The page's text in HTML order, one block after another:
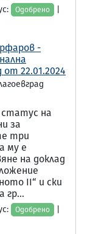
Одобрено
-
от 22.01.2024
на
за
три
му е
на доклад
II“ и ски
гр...
Одобрено